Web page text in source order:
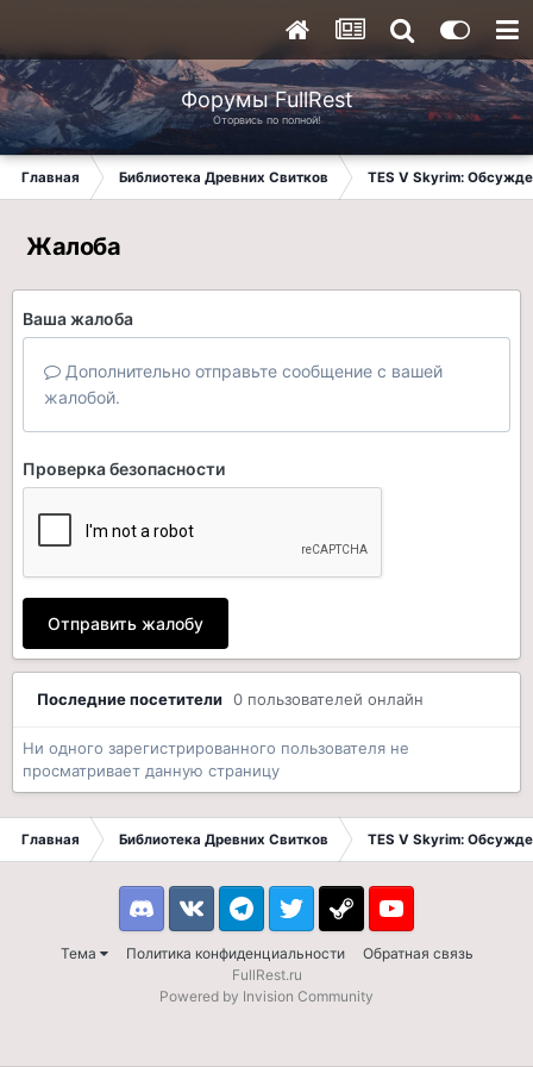
Форумы FullRest
Оторвись по полной!
Главная Библиотека Древних Свитков TES V Skyrim:
Жалоба
Ваша жалоба
Дополнительно отправьте сообщение с вашей
жалобой.
Проверка безопасности
Отправить жалобу
Последние посетители 0 пользователей онлайн
Ни одного зарегистрированного пользователя не
просматривает данную страницу
Главная Библиотека Древних Свитков TES V Skyrim:
Тема Политика конфиденциальности Обратная связь
DiscordVK TelegramTwitter Steam Youtube
FullRest.ru
Powered by Invision Community